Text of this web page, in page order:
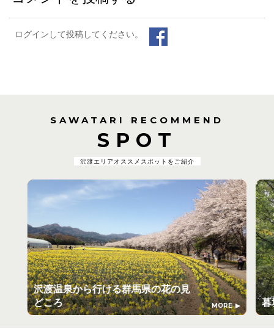
ログインして投稿してください。
SAWATARI RECOMMEND
SPOT
沢渡エリアオススメスポットをご紹介
沢渡温泉から行ける群馬県の花の見
どころ
MORE 暮